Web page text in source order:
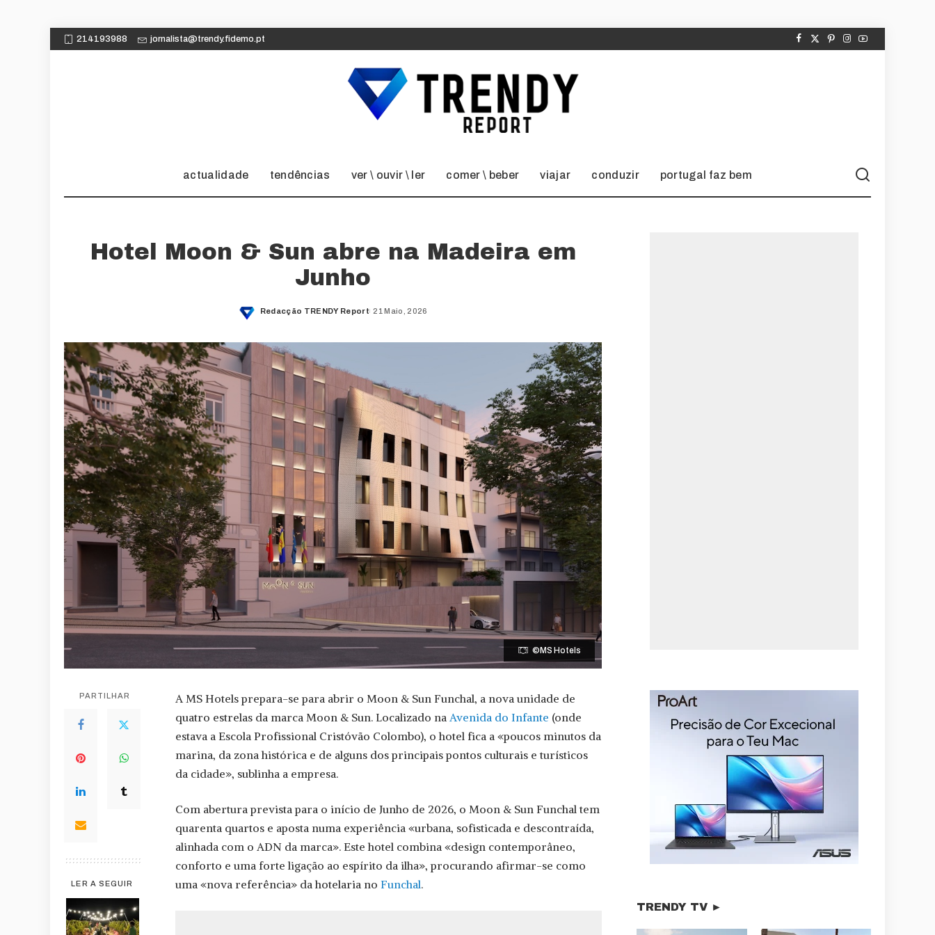
214193988 jornalista@trendy.fidemo.pt
actualidade tendências ver \ ouvir \ ler comer \ beber viajar conduzir portugal faz bem
Hotel Moon & Sun abre na Madeira em
Junho
Posted
Redacção TRENDY Report 21 Maio, 2026
©MS Hotels
PARTILHAR
LER A SEGUIR
A MS Hotels prepara-se para abrir o Moon & Sun Funchal, a nova unidade de
quatro estrelas da marca Moon & Sun. Localizado na Avenida do Infante (onde
estava a Escola Profissional Cristóvão Colombo), o hotel fica a «poucos minutos da
marina, da zona histórica e de alguns dos principais pontos culturais e turísticos
da cidade», sublinha a empresa.
Com abertura prevista para o início de Junho de 2026, o Moon & Sun Funchal tem
quarenta quartos e aposta numa experiência «urbana, sofisticada e descontraída,
alinhada com o ADN da marca». Este hotel combina «design contemporâneo,
conforto e uma forte ligação ao espírito da ilha», procurando afirmar-se como
uma «nova referência» da hotelaria no Funchal.
TRENDY TV ►